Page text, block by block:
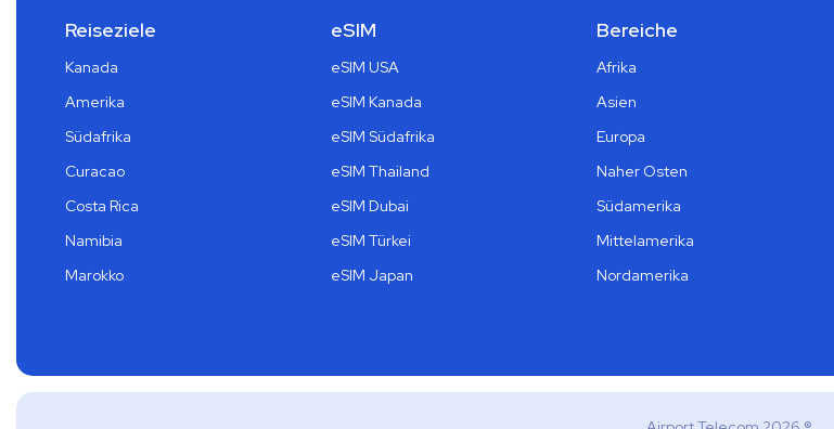
Reiseziele
Kanada
Amerika
Südafrika
Curacao
Costa Rica
Namibia
Marokko
eSIM
eSIM USA
eSIM Kanada
eSIM Südafrika
eSIM Thailand
eSIM Dubai
eSIM Türkei
eSIM Japan
Bereiche
Afrika
Asien
Europa
Naher Osten
Südamerika
Mittelamerika
Nordamerika